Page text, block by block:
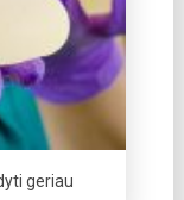
geriau